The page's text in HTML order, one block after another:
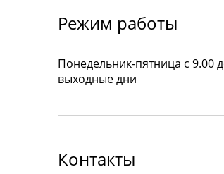
Режим работы
Понедельник-пятница с 9.00
выходные дни
Контакты